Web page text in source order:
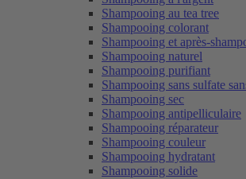
Shampooing au tea tree
Shampooing colorant
Shampooing et après-
Shampooing naturel
Shampooing purifiant
Shampooing sans sulfate
Shampooing sec
Shampooing antipelliculaire
Shampooing réparateur
Shampooing couleur
Shampooing hydratant
Shampooing solide